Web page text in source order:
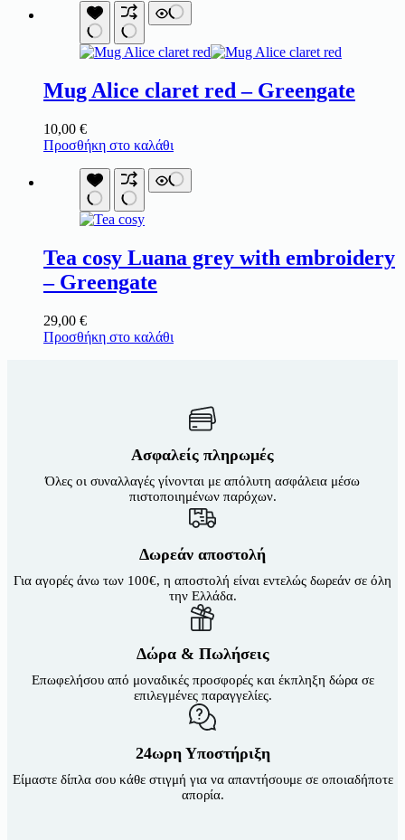
Mug Alice claret red – Greengate
10,00 €
Προσθήκη στο καλάθι
Tea cosy Luana grey with embroidery
– Greengate
29,00 €
Προσθήκη στο καλάθι
Ασφαλείς πληρωμές
Όλες οι συναλλαγές γίνονται με απόλυτη ασφάλεια μέσω
πιστοποιημένων παρόχων.
Δωρεάν αποστολή
Για αγορές άνω των 100€, η αποστολή είναι εντελώς δωρεάν σε όλη
την Ελλάδα.
Δώρα & Πωλήσεις
Επωφελήσου από μοναδικές προσφορές και έκπληξη δώρα σε
επιλεγμένες παραγγελίες.
24ωρη Υποστήριξη
Είμαστε δίπλα σου κάθε στιγμή για να απαντήσουμε σε οποιαδήποτε
απορία.